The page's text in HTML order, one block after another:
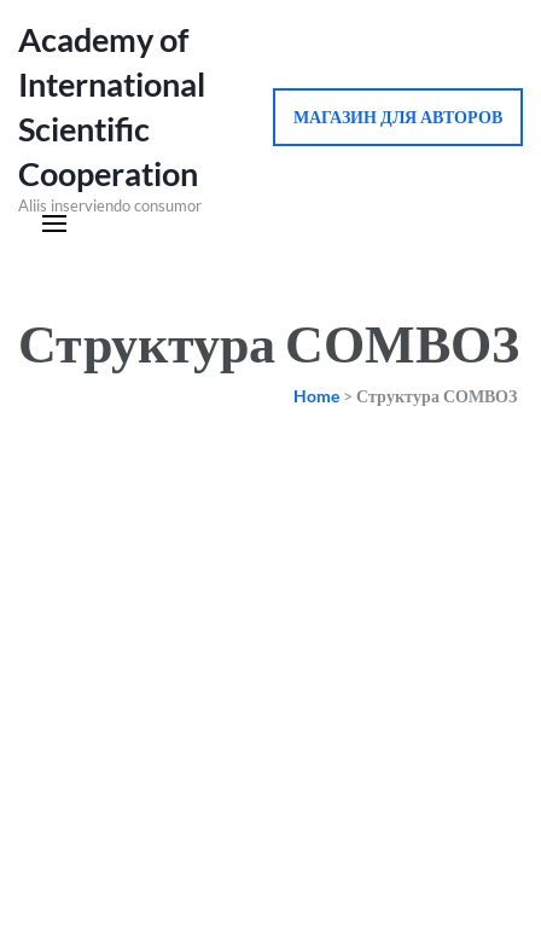
Academy of
International
Scientific
Cooperation
Aliis inserviendo consumor
МАГАЗИН ДЛЯ АВТОРОВ
Структура СОМВОЗ
Home > Структура СОМВОЗ